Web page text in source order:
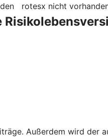
rotesx nicht
Außerdem wird der